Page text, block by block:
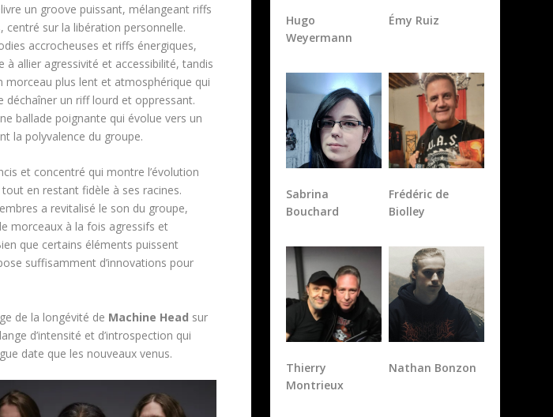
un groove puissant, mélangeant riffs
centré sur la libération personnelle.
accrocheuses et riffs énergiques,
à allier agressivité et accessibilité, tandis
morceau plus lent et atmosphérique qui
déchaîner un riff lourd et oppressant.
ballade poignante qui évolue vers un
la polyvalence du groupe.
et concentré qui montre l’évolution
tout en restant fidèle à ses racines.
a revitalisé le son du groupe,
morceaux à la fois agressifs et
que certains éléments puissent
suffisamment d’innovations pour
de la longévité de Machine Head sur
d’intensité et d’introspection qui
date que les nouveaux venus.
Hugo
Weyermann
Émy Ruiz
Sabrina
Bouchard
Frédéric de
Biolley
Thierry
Montrieux
Nathan Bonzon